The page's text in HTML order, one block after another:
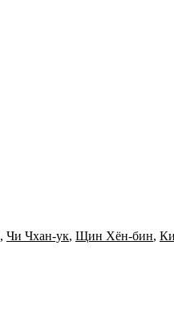
, Чи Чхан-ук, Щин Хён-бин,